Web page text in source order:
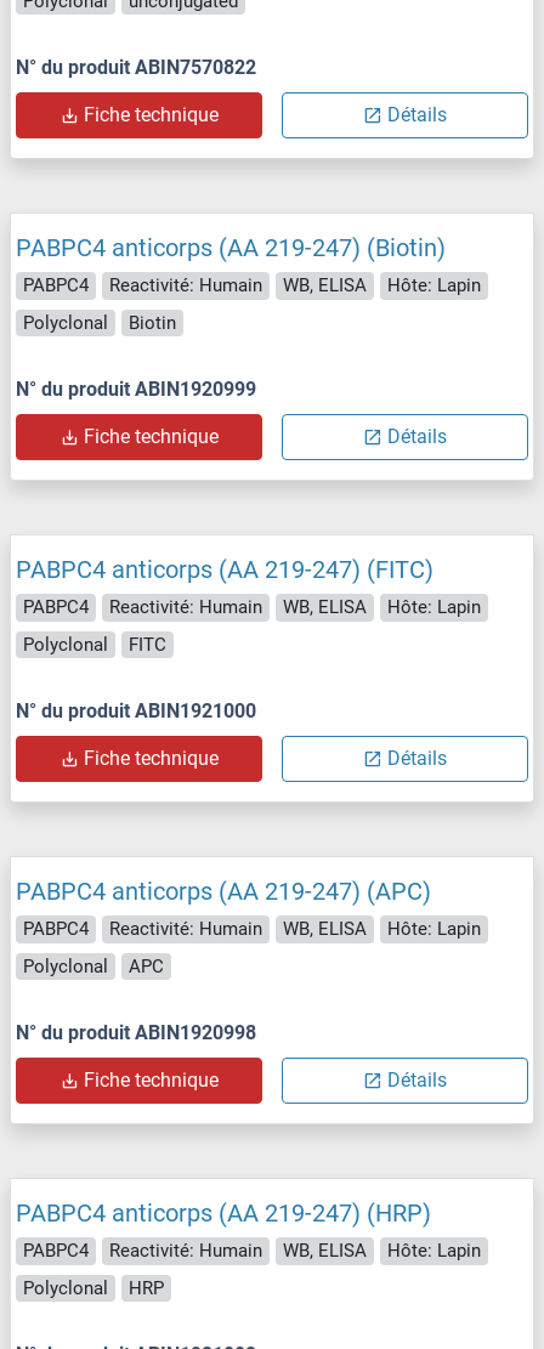
N° du produit ABIN7570822
Fiche technique Détails
PABPC4 anticorps (AA 219-247) (Biotin)
PABPC4 Reactivité: Humain WB, ELISA
Hôte: Lapin
Polyclonal
Biotin
N° du produit ABIN1920999
Fiche technique Détails
PABPC4 anticorps (AA 219-247) (FITC)
PABPC4 Reactivité: Humain WB, ELISA
Hôte: Lapin
Polyclonal
FITC
N° du produit ABIN1921000
Fiche technique Détails
PABPC4 anticorps (AA 219-247) (APC)
PABPC4 Reactivité: Humain WB, ELISA
Hôte: Lapin
Polyclonal
APC
N° du produit ABIN1920998
Fiche technique Détails
PABPC4 anticorps (AA 219-247) (HRP)
PABPC4 Reactivité: Humain WB, ELISA
Hôte: Lapin
Polyclonal
HRP